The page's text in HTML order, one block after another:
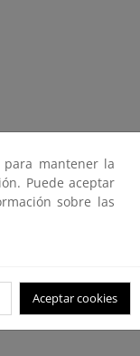
mantener la
Puede aceptar
sobre las
Aceptar cookies